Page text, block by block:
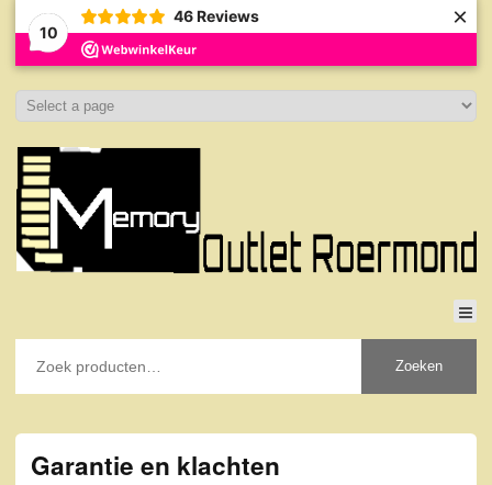
10
46 Reviews ×
Zoeken
Garantie en klachten